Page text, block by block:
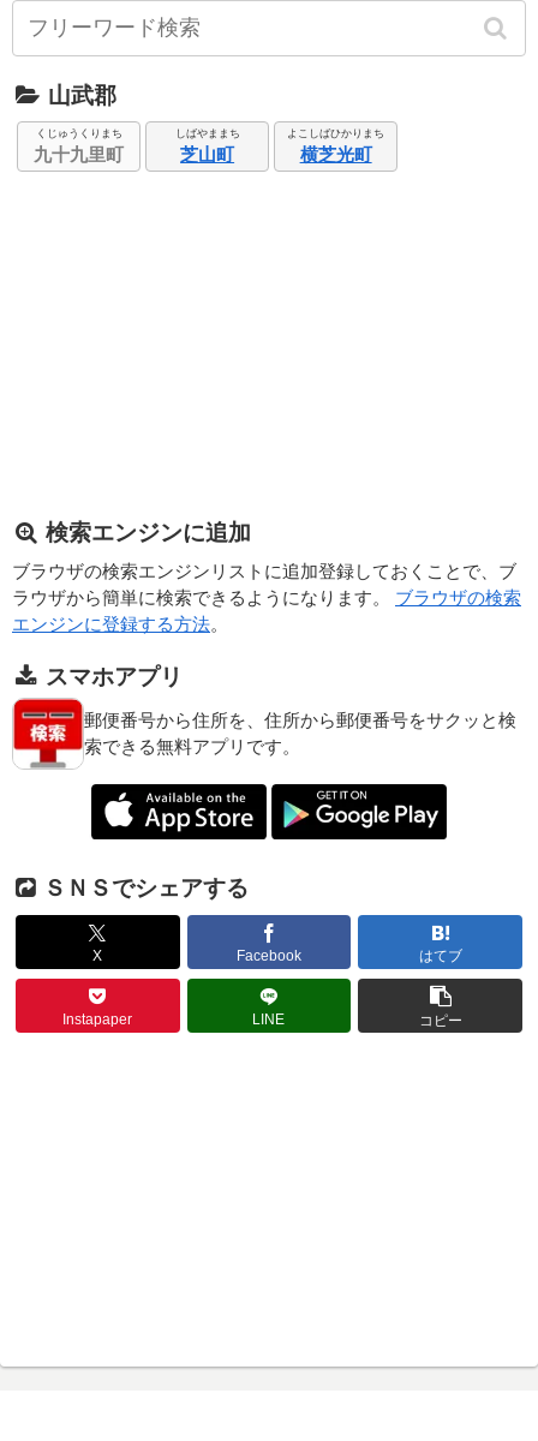
山武郡
くじゅうくりまち
九十九里町
しばやままち
芝山町
よこしばひかりまち
横芝光町
検索エンジンに追加
ブラウザの検索エンジンリストに追加登録しておくことで、ブ
ラウザから簡単に検索できるようになります。 ブラウザの検索
エンジンに登録する方法。
スマホアプリ
郵便番号から住所を、住所から郵便番号をサクッと検
索できる無料アプリです。
ＳＮＳでシェアする
X Facebook はてブ
Instapaper LINE コピー